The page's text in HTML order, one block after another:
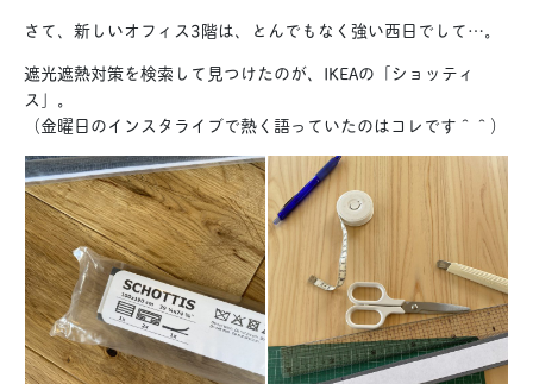
さて、新しいオフィス3階は、とんでもなく強い西日でして…。
遮光遮熱対策を検索して見つけたのが、IKEAの「ショッティ
ス」。
（金曜日のインスタライブで熱く語っていたのはコレです＾＾）